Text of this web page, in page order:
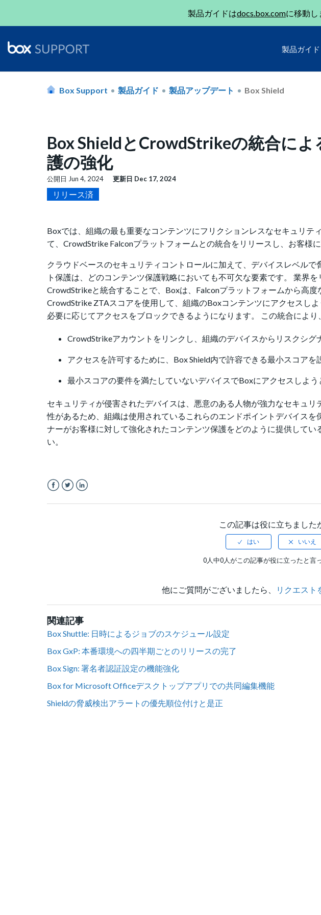
製品ガイドはdocs.box.comに移動し
製品ガイド
Box Support 製品ガイド 製品アップデート Box Shield
Box ShieldとCrowdStrikeの統合に
護の強化
公開日 Jun 4, 2024 更新日 Dec 17, 2024
リリース済
Boxでは、組織の最も重要なコンテンツにフリクションレスなセキュリテ
て、CrowdStrike Falconプラットフォームとの統合をリリースし、お客様
クラウドベースのセキュリティコントロールに加えて、デバイスレベル
ト保護は、どのコンテンツ保護戦略においても不可欠な要素です。 業界
CrowdStrikeと統合することで、Boxは、Falconプラットフォームから高度
CrowdStrike ZTAスコアを使用して、組織のBoxコンテンツにアクセスし
必要に応じてアクセスをブロックできるようになります。 この統合により
CrowdStrikeアカウントをリンクし、組織のデバイスからリスクシグ
アクセスを許可するために、Box Shield内で許容できる最小スコアを
最小スコアの要件を満たしていないデバイスでBoxにアクセスしよ
セキュリティが侵害されたデバイスは、悪意のある人物が強力なセキュ
性があるため、組織は使用されているこれらのエンドポイントデバイスを
ナーがお客様に対して強化されたコンテンツ保護をどのように提供してい
い。
この記事は役に立ちました
0人中0人がこの記事が役に立ったと言
他にご質問がございましたら、 リクエスト
関連記事
Box Shuttle: 日時によるジョブのスケジュール設定
Box GxP: 本番環境への四半期ごとのリリースの完了
Box Sign: 署名者認証設定の機能強化
Box for Microsoft Officeデスクトップアプリでの共同編集機能
Shieldの脅威検出アラートの優先順位付けと是正